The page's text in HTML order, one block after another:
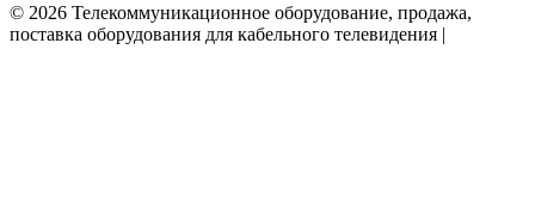
© 2026 Телекоммуникационное оборудование, продажа,
поставка оборудования для кабельного телевидения |